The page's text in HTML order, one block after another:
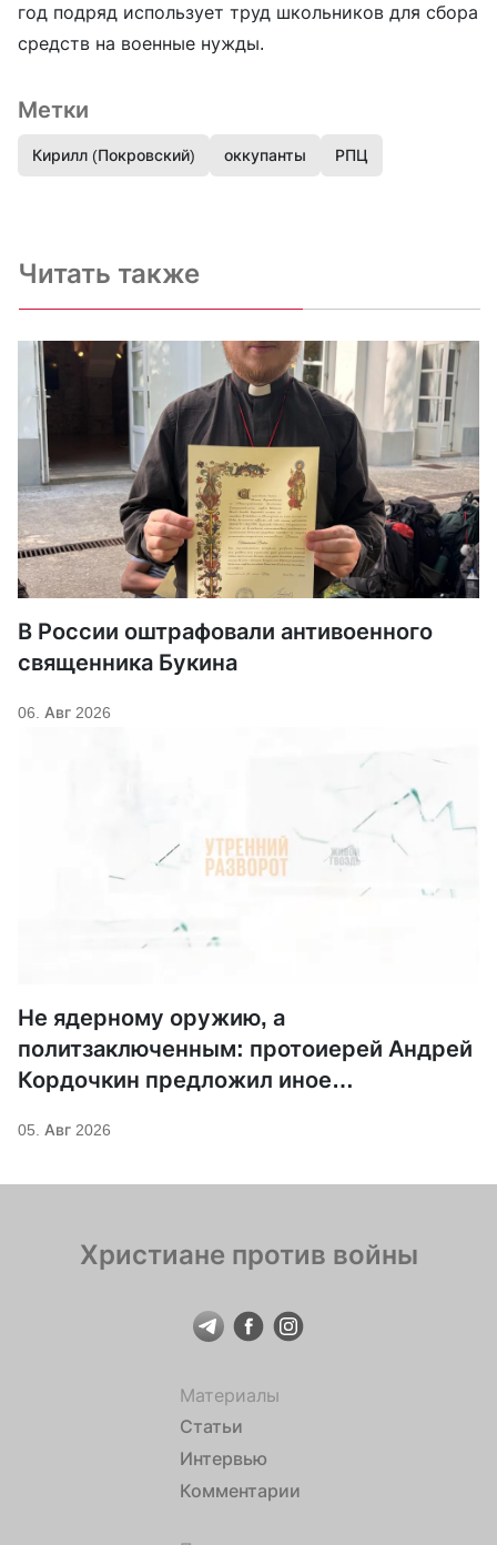
год подряд использует труд школьников для сбора
средств на военные нужды.
Метки
Кирилл (Покровский) оккупанты РПЦ
Читать также
В России оштрафовали антивоенного
священника Букина
06. Авг 2026
Не ядерному оружию, а
политзаключенным: протоиерей Андрей
Кордочкин предложил иное
Саровского
05. Авг 2026
Христиане против войны
Материалы
Статьи
Интервью
Комментарии